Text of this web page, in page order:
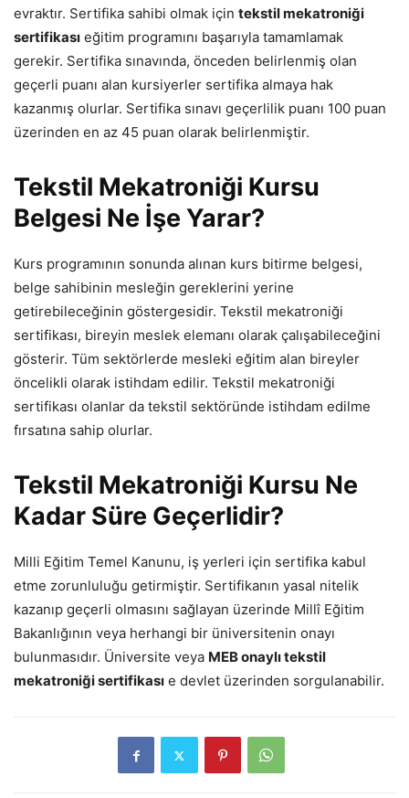
evraktır. Sertifika sahibi olmak için tekstil mekatroniği
sertifikası eğitim programını başarıyla tamamlamak
gerekir. Sertifika sınavında, önceden belirlenmiş olan
geçerli puanı alan kursiyerler sertifika almaya hak
kazanmış olurlar. Sertifika sınavı geçerlilik puanı 100 puan
üzerinden en az 45 puan olarak belirlenmiştir.
Tekstil Mekatroniği Kursu
Belgesi Ne İşe Yarar?
Kurs programının sonunda alınan kurs bitirme belgesi,
belge sahibinin mesleğin gereklerini yerine
getirebileceğinin göstergesidir. Tekstil mekatroniği
sertifikası, bireyin meslek elemanı olarak çalışabileceğini
gösterir. Tüm sektörlerde mesleki eğitim alan bireyler
öncelikli olarak istihdam edilir. Tekstil mekatroniği
sertifikası olanlar da tekstil sektöründe istihdam edilme
fırsatına sahip olurlar.
Tekstil Mekatroniği Kursu Ne
Kadar Süre Geçerlidir?
Milli Eğitim Temel Kanunu, iş yerleri için sertifika kabul
etme zorunluluğu getirmiştir. Sertifikanın yasal nitelik
kazanıp geçerli olmasını sağlayan üzerinde Millî Eğitim
Bakanlığının veya herhangi bir üniversitenin onayı
bulunmasıdır. Üniversite veya MEB onaylı tekstil
mekatroniği sertifikası e devlet üzerinden sorgulanabilir.